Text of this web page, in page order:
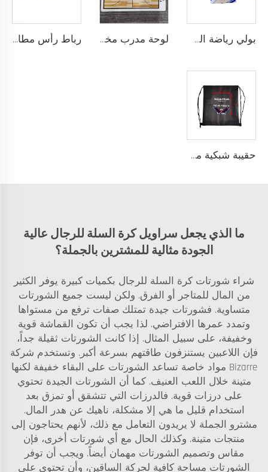
بولي رياضة السلة بأكمام طويلة نسيج سريع الجفاف للإحماء، شعار مخصص لوحة مدرب مخصصة من كلوريد متعدد الفينيل (PVC) 122 مع إمكانية طباعة الشعار بألوان مخصصة، تصميم متين للتدريب الرياضي والتخطيط التكتيكي رباط رأس مطاطي مخصص من السباندكس 121 لرياضة الجري وكرة السلة وسباق الحواجز، يمتاز بخصائص طرد العرق وشريط مرن مع طباعة شعار
حقيبة شبكية من النايلون لتدريب كرة السلة، نسيج خفيف ومتين مع خيار إضافة شعار مخصص، مثالية لتخزين معدات اللاعبين وملابس الفريق
ما الذي يجعل سراويل كرة السلة للرجال عالية
الجودة مثالية للمشترين بالجملة؟
شراء شورتات كرة السلة للرجال بكميات كبيرة يوفر الكثير
من المال للمتاجر أو الفرق. ولكن ليست جميع الشورتات
متساوية. فشورتات جيدة تمتلك صفات ترفع من مستواها
وتمدد عمرها الافتراضي. لذا يجب أن تكون القماشة قوية
وخفيفة، على سبيل المثال. إذا كانت الشورتات ثقيلة جداً،
فإن اللاعبين يستنزفون طاقتهم بسرعة أكبر. وتستخدم شركة
Bizarre مواد خاصة تساعد الشورتات على البقاء خفيفة لكنها
متينة خلال اللعب العنيف. كما أن الشورتات الجيدة تحتوي
على درزات قوية. فالدرزات التي تتشقق أو تمزق بعد
استخدام قليل ما هي إلا مشكلة، ناهيك عن هدر المال.
مشترو الجملة لا يريدون التعامل مع ذلك، لأنهم يحتاجون إلى
منتجات متينة. وكذلك الحال مع أي شورتات أخرى، فإن
مقاس وتصميم الشورتات مهمان أيضاً. ويجب أن توفر
الشورتات مساحة كافية لحركة الساقين، وأن تحتوي على